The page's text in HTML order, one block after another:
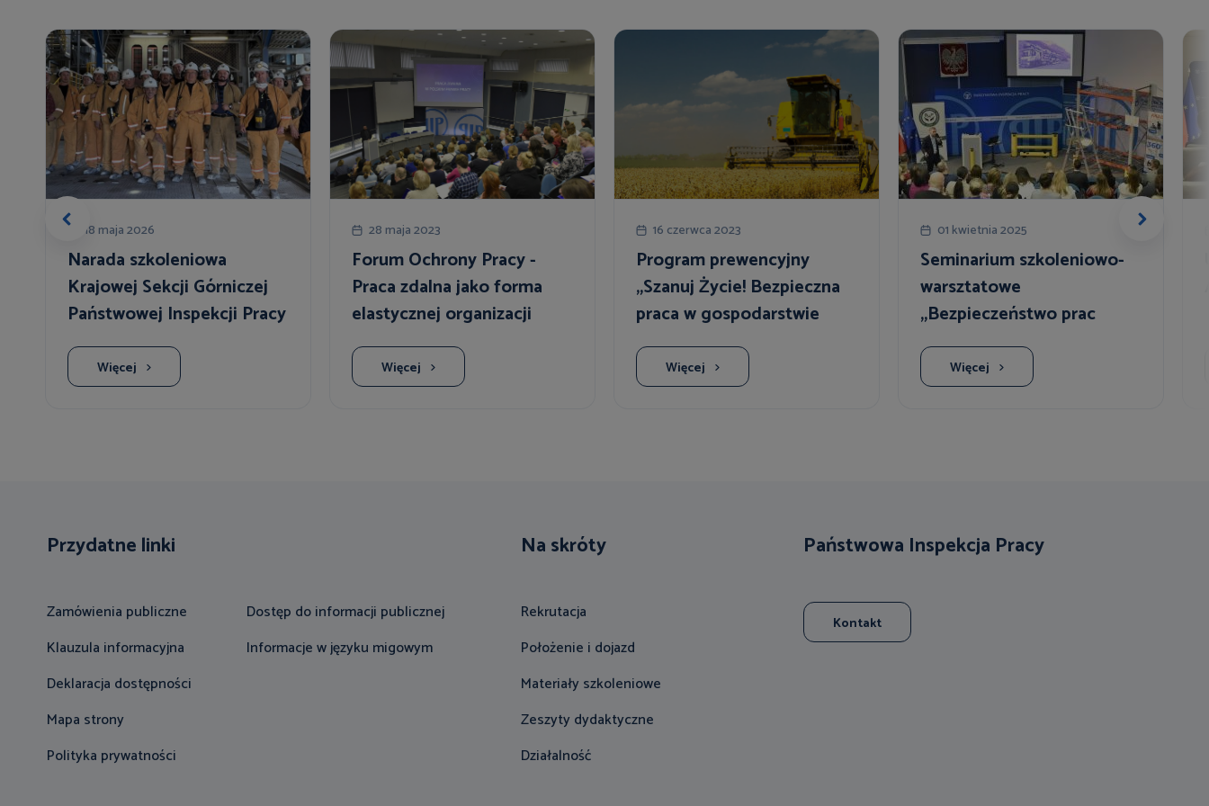
18 maja 2026
Narada szkoleniowa
Krajowej Sekcji Górniczej
Państwowej Inspekcji Pracy
Więcej
28 maja 2023
Forum Ochrony Pracy -
Praca zdalna jako forma
elastycznej organizacji
pracy
Więcej
16 czerwca 2023
Program prewencyjny
„Szanuj Życie! Bezpieczna
praca w gospodarstwie
rolnym”
Więcej
01 kwietnia 2025
Seminarium szkoleniowo-
warsztatowe
„Bezpieczeństwo prac
magazynowych”
Więcej
Przydatne linki
Zamówienia publiczne
Klauzula informacyjna
Deklaracja dostępności
Mapa strony
Polityka prywatności
Dostęp do informacji publicznej
Informacje w języku migowym
Na skróty
Rekrutacja
Położenie i dojazd
Materiały szkoleniowe
Zeszyty dydaktyczne
Działalność
Państwowa Inspekcja Pracy
Kontakt